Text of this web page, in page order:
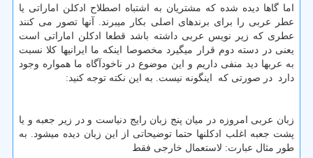
اما گاها دیده شده که مشتریان به اشتباه اصطلاح ادکلن اماراتی یا
عطر عربی را برای برندهای اصلی بکار میبرند. آنها تصور می کنند
عطری که زیر نویس عربی داشته باشد قطعا ادکلن اماراتی است
یعنی در دسته دوم قرار میگیرد مخصوصا اینکه ما ایرانیها کلا نسبت
به عربها دید منفی داریم و این موضوع در ناخودآگاه ما همواره وجود
دارد در صورتی که اینگونه نیست. به این نکته توجه کنید:
زبان عربی امروزه در میان پنج زبان رایج دنیاست و در زیر جعبه و یا
پشت جعبه اغلب ادکلنها حتما توضیحاتی از این زبان دیده میشود. به
طور مثال عبارت: لاستعمال خارجی فقط